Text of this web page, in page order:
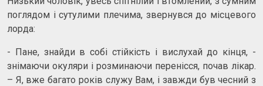
поглядом і сутулими плечима, звернувся до місцевого
лорда:
- Пане, знайди в собі стійкість і вислухай до кінця, -
знімаючи окуляри і розминаючи перенісся, почав лікар.
– Я, вже багато років служу Вам, і завжди був чесний з